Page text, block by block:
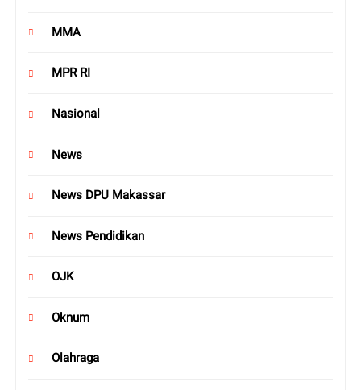
MMA
MPR RI
Nasional
News
News DPU Makassar
News Pendidikan
OJK
Oknum
Olahraga